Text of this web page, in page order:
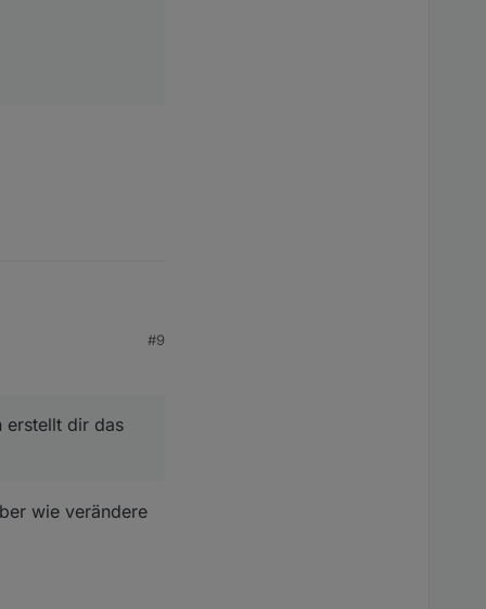
dir das im 16:9
#9
erstellt dir das
wie verändere